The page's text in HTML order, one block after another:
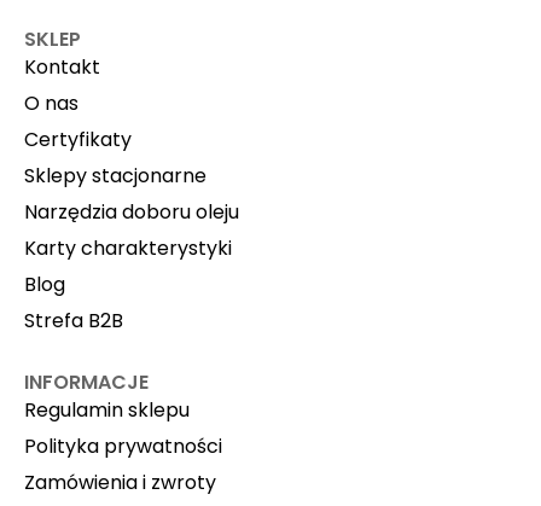
SKLEP
Kontakt
O nas
Certyfikaty
Sklepy stacjonarne
Narzędzia doboru oleju
Karty charakterystyki
Blog
Strefa B2B
INFORMACJE
Regulamin sklepu
Polityka prywatności
Zamówienia i zwroty